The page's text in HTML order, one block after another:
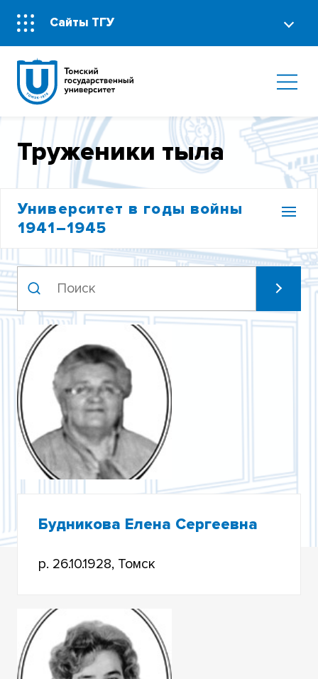
Сайты ТГУ
Труженики тыла
Университет в годы войны
1941–1945
ПИСЬМА И МАТЕРИАЛЫ С ФРОНТА
УЧАСТНИКИ ТРУДОВОГО ФРОНТА В ВЕЛИКОЙ
ОТЕЧЕСТВЕННОЙ ВОЙНЕ
ВОСПОМИНАНИЯ ВЕТЕРАНОВ ВЕЛИКОЙ
ОТЕЧЕСТВЕННОЙ ВОЙНЫ
ТРУЖЕНИКИ ТЫЛА
Будникова Елена Сергеевна
р. 26.10.1928, Томск